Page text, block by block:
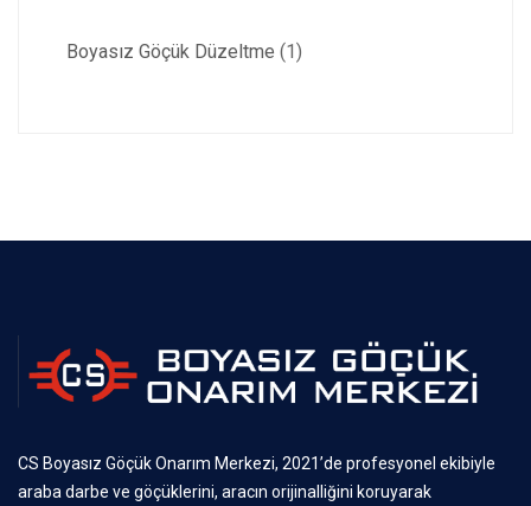
Boyasız Göçük Düzeltme (1)
CS Boyasız Göçük Onarım Merkezi, 2021’de profesyonel ekibiyle
araba darbe ve göçüklerini, aracın orijinalliğini koruyarak